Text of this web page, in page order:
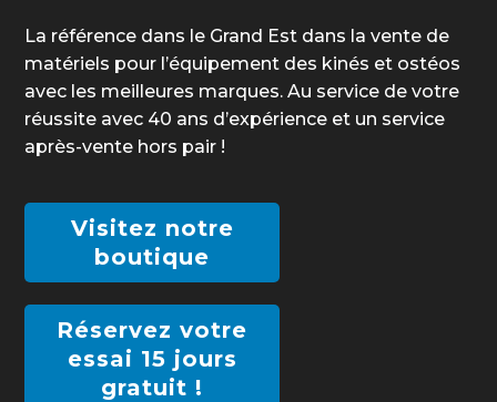
La référence dans le Grand Est dans la vente de
matériels pour l’équipement des kinés et ostéos
avec les meilleures marques. Au service de votre
réussite avec 40 ans d’expérience et un service
après-vente hors pair !
Visitez notre
boutique
Réservez votre
essai 15 jours
gratuit !